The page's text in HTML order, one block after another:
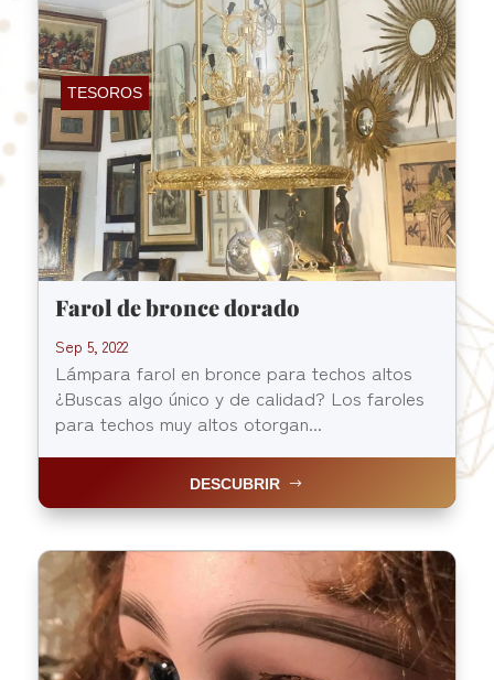
TESOROS
Farol de bronce dorado
Sep 5, 2022
Lámpara farol en bronce para techos altos
¿Buscas algo único y de calidad? Los faroles
para techos muy altos otorgan...
DESCUBRIR